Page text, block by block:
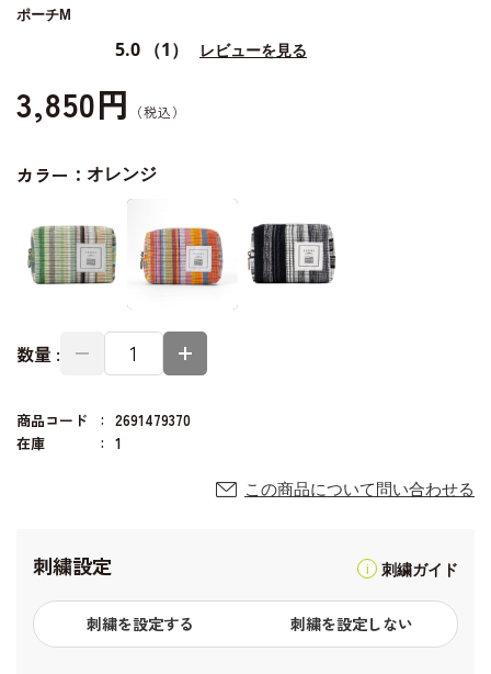
ポーチM
5.0 （1） レビューを見る
3,850円
カラー： オレンジ
数量 :
商品コード
2691479370
在庫
1
この商品について問い合わせる
刺繍設定 刺繍ガイド
刺繍を設定する 刺繍を設定しない